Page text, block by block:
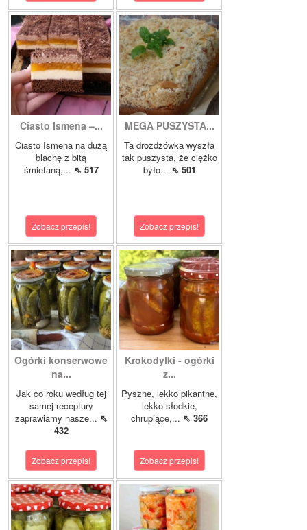
Ciasto Ismena –...
Ciasto Ismena na dużą
blachę z bitą
śmietaną,... ⇖ 517
Zobacz przepis!
MEGA PUSZYSTA...
Ta drożdżówka wyszła
tak puszysta, że ciężko
było... ⇖ 501
Zobacz przepis!
Ogórki konserwowe
na...
Jak co roku według tej
samej receptury
zaprawiamy nasze... ⇖
432
Zobacz przepis!
Krokodylki - ogórki
z...
Pyszne, lekko pikantne,
lekko słodkie,
chrupiące,... ⇖ 366
Zobacz przepis!